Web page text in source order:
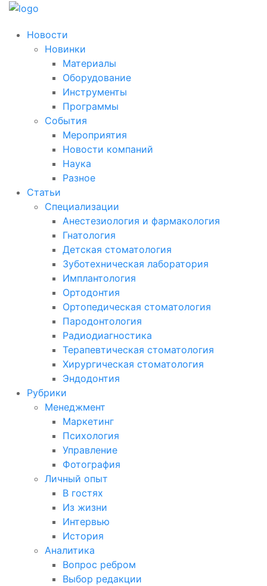
Новости
Новинки
Материалы
Оборудование
Инструменты
Программы
События
Мероприятия
Новости компаний
Наука
Разное
Статьи
Специализации
Анестезиология и фармакология
Гнатология
Детская стоматология
Зуботехническая лаборатория
Имплантология
Ортодонтия
Ортопедическая стоматология
Пародонтология
Радиодиагностика
Терапевтическая стоматология
Хирургическая стоматология
Эндодонтия
Рубрики
Менеджмент
Маркетинг
Психология
Управление
Фотография
Личный опыт
В гостях
Из жизни
Интервью
История
Аналитика
Вопрос ребром
Выбор редакции